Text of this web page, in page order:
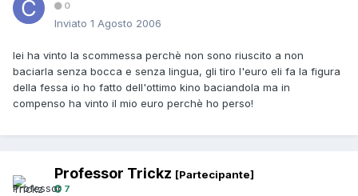
0
Inviato 1 Agosto 2006
lei ha vinto la scommessa perchè non sono riuscito a non
baciarla senza bocca e senza lingua, gli tiro l'euro eli fa la figura
della fessa io ho fatto dell'ottimo kino baciandola ma in
compenso ha vinto il mio euro perchè ho perso!
Professor Trickz [Partecipante]
7